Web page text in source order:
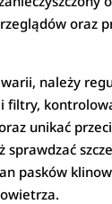
oraz
należy
filtry,
unikać
pasków